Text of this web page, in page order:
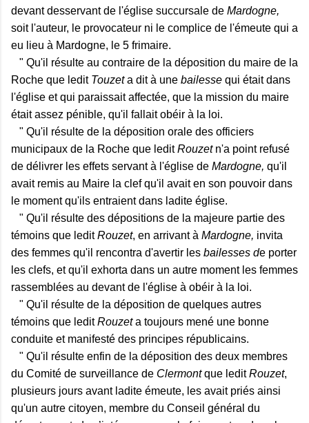
devant desservant de l'église succursale de Mardogne,
soit l'auteur, le provocateur ni le complice de l'émeute qui a
eu lieu à Mardogne, le 5 frimaire.
" Qu'il résulte au contraire de la déposition du maire de la
Roche que ledit Touzeta dit à une bailesse qui était dans
l'église et qui paraissait affectée, que la mission du maire
était assez pénible, qu'il fallait obéir à la loi.
" Qu'il résulte de la déposition orale des officiers
municipaux de la Roche que leditRouzetn'a point refusé
de délivrer les effets servant à l'église de Mardogne, qu'il
avait remis au Maire la clef qu'il avait en son pouvoir dans
le moment qu'ils entraient dans ladite église.
" Qu'il résulte des dépositions de la majeure partie des
témoins que leditRouzet, en arrivant à Mardogne, invita
des femmes qu'il rencontra d'avertir les bailesses de porter
les clefs, et qu'il exhorta dans un autre moment les femmes
rassemblées au devant de l'église à obéir à la loi.
" Qu'il résulte de la déposition de quelques autres
témoins que leditRouzeta toujours mené une bonne
conduite et manifesté des principes républicains.
" Qu'il résulte enfin de la déposition des deux membres
du Comité de surveillance de Clermontque leditRouzet,
plusieurs jours avant ladite émeute, les avait priés ainsi
qu'un autre citoyen, membre du Conseil général du